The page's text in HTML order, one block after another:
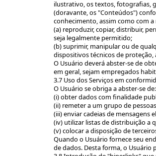
ilustrativo, os textos, fotografias,
(doravante, os "Conteúdos")
conhecimento, assim como com
(a) reproduzir, copiar, distribuir,
seja legalmente permitido;
(b) suprimir, manipular ou de
dispositivos técnicos de
O Usuário deverá abster-se de
em geral, sejam empregados
3.7 Uso dos Serviços em
O Usuário se obriga a abster-se de:
(i) obter dados com finalidade
(ii) remeter a um grupo de
(iii) enviar cadeias de mensagens
(iv) utilizar listas de distribuição a
(v) colocar a disposição de
Quando o Usuário fornece seu
de dados. Desta forma, o Usuário